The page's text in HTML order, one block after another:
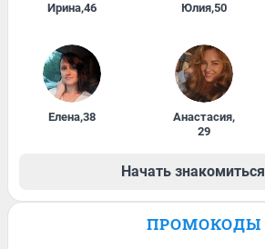
Ирина,46 Юлия,50
Елена,38 Анастасия,
29
Начать знакомиться
ПРОМОКОДЫ